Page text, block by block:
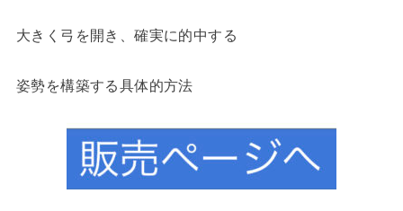
大きく弓を開き、確実に的中する
姿勢を構築する具体的方法